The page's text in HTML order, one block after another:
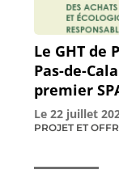
Le GHT de
Pas-de-
premier
Le 22 juillet
PROJET ET